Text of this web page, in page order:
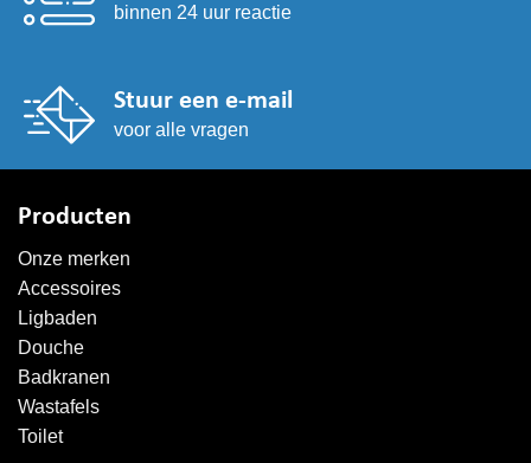
binnen 24 uur reactie
Stuur een e-mail
voor alle vragen
Producten
Onze merken
Accessoires
Ligbaden
Douche
Badkranen
Wastafels
Toilet